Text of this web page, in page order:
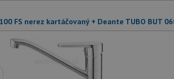
FS nerez kartáčovaný + Deante TUBO BUT